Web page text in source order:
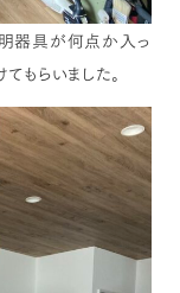
器具が何点か入っ
もらいました。